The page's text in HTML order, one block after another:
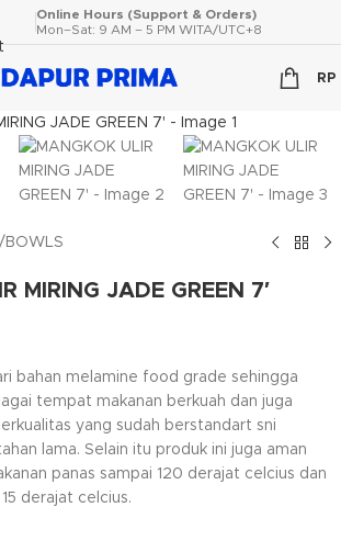
Online Hours (Support & Orders)
Mon–Sat: 9 AM – 5 PM WITA/UTC+8
RP
/ BOWLS
MIRING JADE GREEN 7′
bahan melamine food grade sehingga
tempat makanan berkuah dan juga
yang sudah berstandart sni
lama. Selain itu produk ini juga aman
panas sampai 120 derajat celcius dan
derajat celcius.